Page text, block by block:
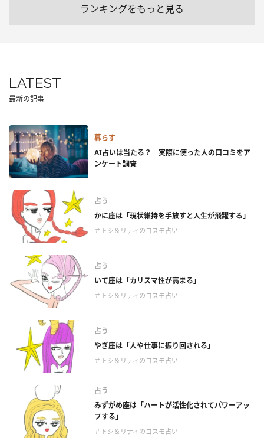
ランキングをもっと見る
LATEST
最新の記事
暮らす
AI占いは当たる？ 実際に使った人の口コミをア
ンケート調査
占う
かに座は「現状維持を手放すと人生が飛躍する」
＃トシ＆リティのコスモ占い
占う
いて座は「カリスマ性が高まる」
＃トシ＆リティのコスモ占い
占う
やぎ座は「人や仕事に振り回される」
＃トシ＆リティのコスモ占い
占う
みずがめ座は「ハートが活性化されてパワーアッ
プする」
＃トシ＆リティのコスモ占い